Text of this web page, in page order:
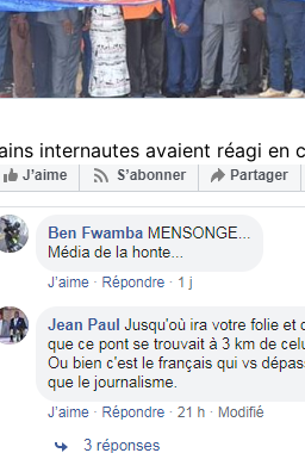
internautes avaient réagi